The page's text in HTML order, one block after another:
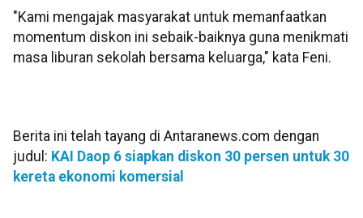
"Kami mengajak masyarakat untuk memanfaatkan
momentum diskon ini sebaik-baiknya guna menikmati
masa liburan sekolah bersama keluarga," kata Feni.
Berita ini telah tayang di Antaranews.com dengan
judul: KAI Daop 6 siapkan diskon 30 persen untuk 30
kereta ekonomi komersial